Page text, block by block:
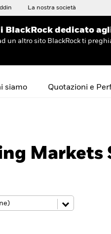
La nostra società
BlackRock dedicato
un altro sito BlackRock ti
siamo Quotazioni e